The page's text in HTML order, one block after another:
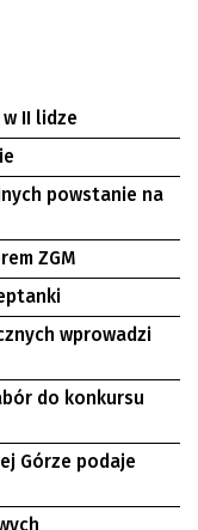
II lidze
powstanie na
ZGM
wprowadzi
do konkursu
Górze podaje